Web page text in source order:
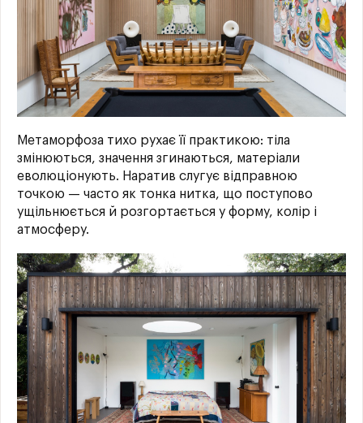
Метаморфоза тихо рухає її практикою: тіла
змінюються, значення згинаються, матеріали
еволюціонують. Наратив слугує відправною
точкою — часто як тонка нитка, що поступово
ущільнюється й розгортається у форму, колір і
атмосферу.